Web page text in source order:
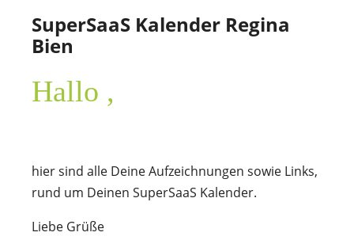
SuperSaaS Kalender Regina
Bien
Hallo ,
hier sind alle Deine Aufzeichnungen sowie Links,
rund um Deinen SuperSaaS Kalender.
Liebe Grüße